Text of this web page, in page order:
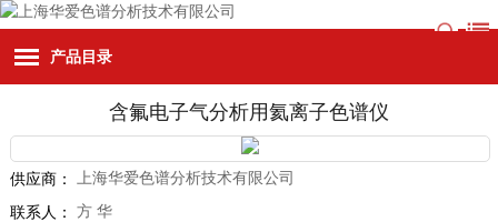
产品目录
含氟电子气分析用氦离子色谱仪
供应商： 上海华爱色谱分析技术有限公司
联系人： 方 华